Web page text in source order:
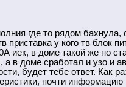
где то рядом бахнула,
приставка у кого тв блок
иек, в доме такой же но
в доме сработал и узо и
будет тебе ответ. Как
почти